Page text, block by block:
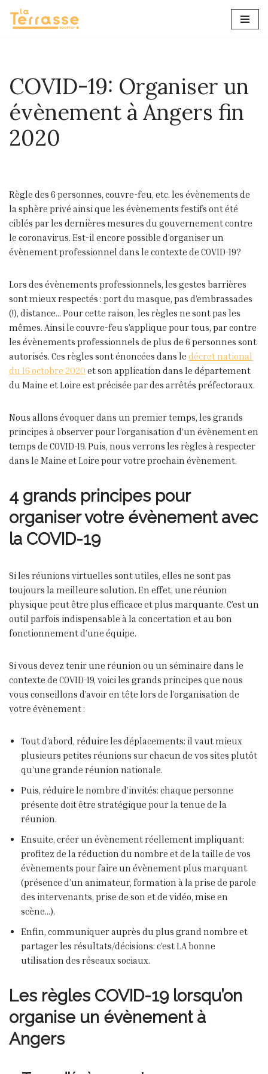
Aller
COVID-19: Organiser un
évènement à Angers fin
2020
Règle des 6 personnes, couvre-feu, etc. les évènements de
la sphère privé ainsi que les évènements festifs ont été
ciblés par les dernières mesures du gouvernement contre
le coronavirus. Est-il encore possible d’organiser un
évènement professionnel dans le contexte de COVID-19?
Lors des évènements professionnels, les gestes barrières
sont mieux respectés : port du masque, pas d’embrassades
(!), distance… Pour cette raison, les règles ne sont pas les
mêmes. Ainsi le couvre-feu s’applique pour tous, par contre
les évènements professionnels de plus de 6 personnes sont
autorisés. Ces règles sont énoncées dans le décret national
du 16 octobre 2020 et son application dans le département
du Maine et Loire est précisée par des arrêtés préfectoraux.
Nous allons évoquer dans un premier temps, les grands
principes à observer pour l’organisation d’un évènement en
temps de COVID-19. Puis, nous verrons les règles à respecter
dans le Maine et Loire pour votre prochain évènement.
4 grands principes pour
organiser votre évènement avec
la COVID-19
Si les réunions virtuelles sont utiles, elles ne sont pas
toujours la meilleure solution. En effet, une réunion
physique peut être plus efficace et plus marquante. C’est un
outil parfois indispensable à la concertation et au bon
fonctionnement d’une équipe.
Si vous devez tenir une réunion ou un séminaire dans le
contexte de COVID-19, voici les grands principes que nous
vous conseillons d’avoir en tête lors de l’organisation de
votre évènement :
Tout d’abord, réduire les déplacements: il vaut mieux
plusieurs petites réunions sur chacun de vos sites plutôt
qu’une grande réunion nationale.
Puis, réduire le nombre d’invités: chaque personne
présente doit être stratégique pour la tenue de la
réunion.
Ensuite, créer un évènement réellement impliquant:
profitez de la réduction du nombre et de la taille de vos
évènements pour faire un évènement plus marquant
(présence d’un animateur, formation à la prise de parole
des intervenants, prise de son et de vidéo, mise en
scène…).
Enfin, communiquer auprès du plus grand nombre et
partager les résultats/décisions: c’est LA bonne
utilisation des réseaux sociaux.
Les règles COVID-19 lorsqu’on
organise un évènement à
Angers